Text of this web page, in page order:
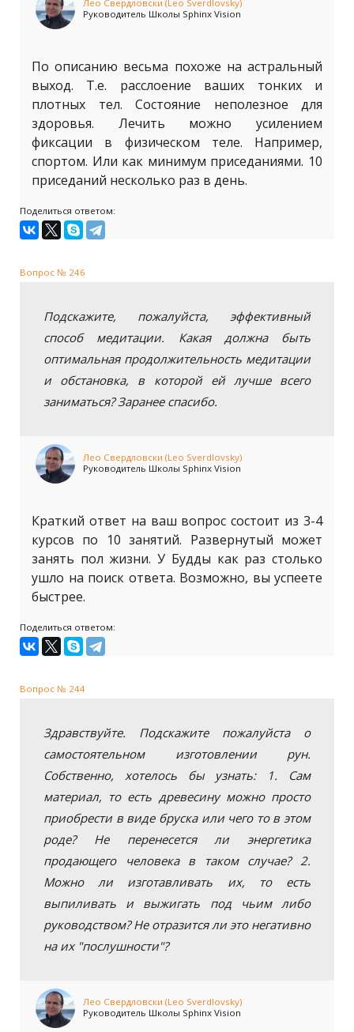
Лео Свердловски (Leo Sverdlovsky)
Руководитель Школы Sphinx Vision
По описанию весьма похоже на астральный
выход. Т.е. расслоение ваших тонких и
плотных тел. Состояние неполезное для
здоровья. Лечить можно усилением
фиксации в физическом теле. Например,
спортом. Или как минимум приседаниями. 10
приседаний несколько раз в день.
Поделиться ответом:
Вопрос № 246
Подскажите, пожалуйста, эффективный
способ медитации. Какая должна быть
оптимальная продолжительность медитации
и обстановка, в которой ей лучше всего
заниматься? Заранее спасибо.
Лео Свердловски (Leo Sverdlovsky)
Руководитель Школы Sphinx Vision
Краткий ответ на ваш вопрос состоит из 3-4
курсов по 10 занятий. Развернутый может
занять пол жизни. У Будды как раз столько
ушло на поиск ответа. Возможно, вы успеете
быстрее.
Поделиться ответом:
Вопрос № 244
Здравствуйте. Подскажите пожалуйста о
самостоятельном изготовлении рун.
Собственно, хотелось бы узнать: 1. Сам
материал, то есть древесину можно просто
приобрести в виде бруска или чего то в этом
роде? Не перенесется ли энергетика
продающего человека в таком случае? 2.
Можно ли изготавливать их, то есть
выпиливать и выжигать под чьим либо
руководством? Не отразится ли это негативно
на их "послушности"?
Лео Свердловски (Leo Sverdlovsky)
Руководитель Школы Sphinx Vision